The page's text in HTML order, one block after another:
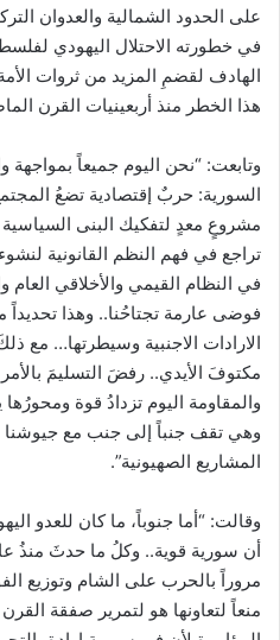
على الحدود الشمالية والعدوان
في خطورته الاحتلال اليهودي
الهادف لقضمِ المزيد من ثروات
هذا الخطر منذ أربعينيات القرن
وتابعت: “نحن اليوم جميعاً
السورية: حربٌ إقتصادية تضعُ
مشروعٍ معدٍ لتفكيك البنى السياسية
تراجع في فهم النظم القانونية
في النظام القيمي والأخلاقي العام
فوضى عارمة تجتاحُنا.. وهذا تحديداً
الارادات الاجنبية وسيطرتها…
مكتوفَ الأيدي.. رفضَ التسليمَ بالأمر
والمقاومة اليوم تزدادُ قوة
وهي تقف جنباً إلى جنب مع جيوشنا
المشاريع الصهيونية”.
وقالت: “أما جنوباً، ما كان للعدو
مروراً بالحرب على الشام وتوزيع
منعاً لتعاونها هو لتمرير صفقة